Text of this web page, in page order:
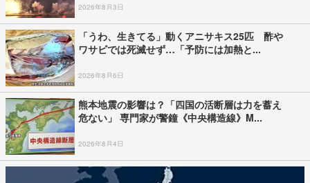
2026年8月3日
「うわ、生きてる」動くアニサキス25匹 酢や
ワサビでは死滅せず…「予防には加熱と...
2026年8月6日
熊本地震の影響は？「四国の活断層は力を蓄え
危ない」 専門家が警鐘《中央構造線》M...
2026年8月4日